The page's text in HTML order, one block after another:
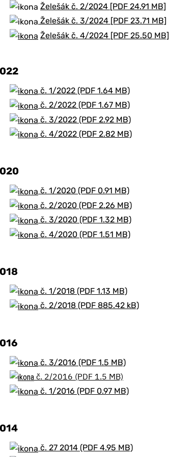
Želešák č. 2/2024 [PDF 24.91 MB]
Želešák č. 3/2024 [PDF 23.71 MB]
Želešák č. 4/2024 [PDF 25.50 MB]
č. 1/2022 (PDF 1.64 MB)
č. 2/2022 (PDF 1.67 MB)
č. 3/2022 (PDF 2.92 MB)
č. 4/2022 (PDF 2.82 MB)
č. 1/2020 (PDF 0.91 MB)
č. 2/2020 (PDF 2.26 MB)
č. 3/2020 (PDF 1.32 MB)
č. 4/2020 (PDF 1.51 MB)
č. 1/2018 (PDF 1.13 MB)
č. 2/2018 (PDF 885.42 kB)
č. 3/2016 (PDF 1.5 MB)
č. 2/2016 (PDF 1.5 MB)
č. 1/2016 (PDF 0.97 MB)
č. 27 2014 (PDF 4.95 MB)